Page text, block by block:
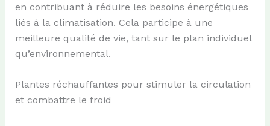
en contribuant à réduire les besoins énergétiques
liés à la climatisation. Cela participe à une
meilleure qualité de vie, tant sur le plan individuel
qu’environnemental.
Plantes réchauffantes pour stimuler la circulation
et combattre le froid